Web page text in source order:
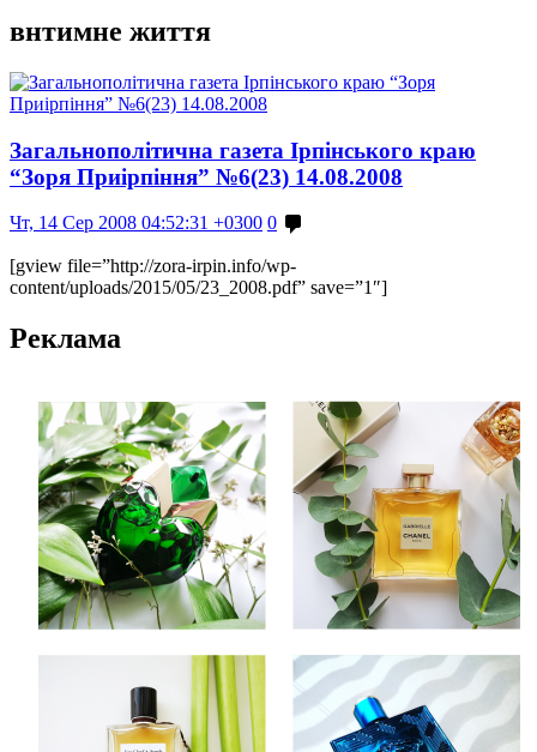
внтимне життя
Загальнополітична газета Ірпінського краю
“Зоря Приірпіння” №6(23) 14.08.2008
Чт, 14 Сер 2008 04:52:31 +0300 0
[gview file=”http://zora-irpin.info/wp-
content/uploads/2015/05/23_2008.pdf” save=”1″]
Реклама